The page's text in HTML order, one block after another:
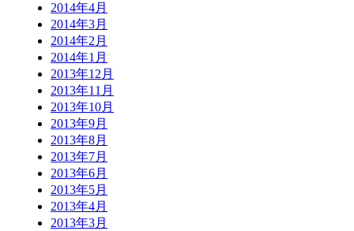
2014年4月
2014年3月
2014年2月
2014年1月
2013年12月
2013年11月
2013年10月
2013年9月
2013年8月
2013年7月
2013年6月
2013年5月
2013年4月
2013年3月